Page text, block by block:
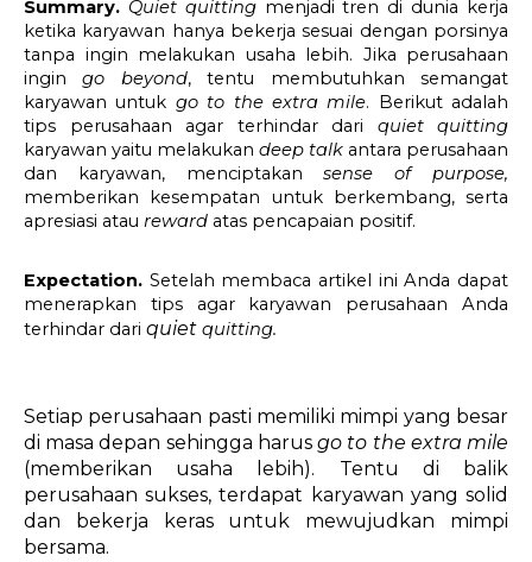
Summary. Quiet quitting menjadi tren di dunia kerja
ketika karyawan hanya bekerja sesuai dengan porsinya
tanpa ingin melakukan usaha lebih. Jika perusahaan
ingin go beyond, tentu membutuhkan semangat
karyawan untuk go to the extra mile. Berikut adalah
tips perusahaan agar terhindar dari quiet quitting
karyawan yaitu melakukan deep talk antara perusahaan
dan karyawan, menciptakan
memberikan kesempatan untuk berkembang, serta
apresiasi atau reward atas pencapaian positif.
Expectation. Setelah membaca artikel ini Anda dapat
menerapkan tips agar karyawan perusahaan Anda
terhindar dari quiet quitting.
Setiap perusahaan pasti memiliki mimpi yang besar
di masa depan sehingga harus
(memberikan usaha lebih). Tentu di balik
perusahaan sukses, terdapat karyawan yang solid
dan bekerja keras untuk mewujudkan mimpi
bersama.